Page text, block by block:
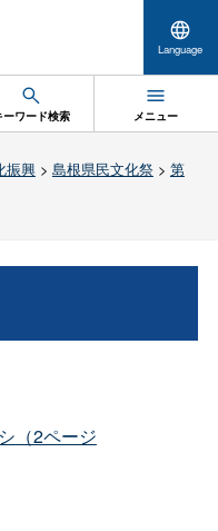
Language
ーワード検索 メニュー
振興> 島根県民文化祭> 第
（2ページ